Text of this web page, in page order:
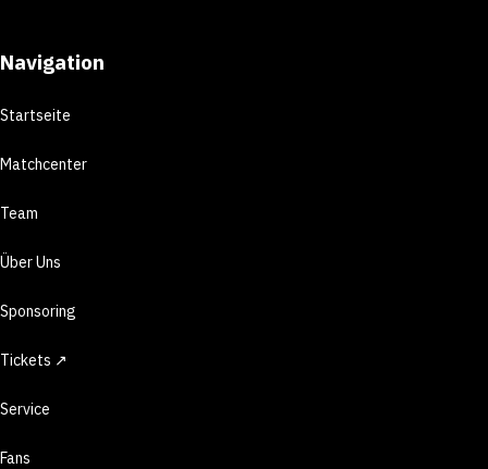
Navigation
Startseite
Matchcenter
Team
Über Uns
Sponsoring
Tickets ↗
Service
Fans